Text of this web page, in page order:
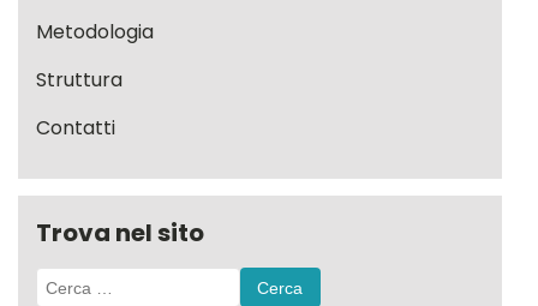
Metodologia
Struttura
Contatti
Trova nel sito
Ricerca